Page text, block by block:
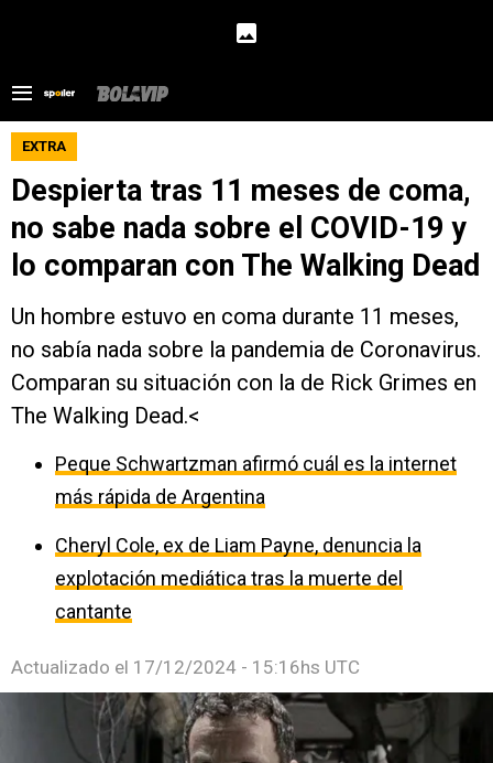
EXTRA
Despierta tras 11 meses de coma,
no sabe nada sobre el COVID-19 y
lo comparan con The Walking Dead
Un hombre estuvo en coma durante 11 meses,
no sabía nada sobre la pandemia de Coronavirus.
Comparan su situación con la de Rick Grimes en
The Walking Dead.<
Peque Schwartzman afirmó cuál es la internet
más rápida de Argentina
Cheryl Cole, ex de Liam Payne, denuncia la
explotación mediática tras la muerte del
cantante
Actualizado el 17/12/2024 - 15:16hs UTC